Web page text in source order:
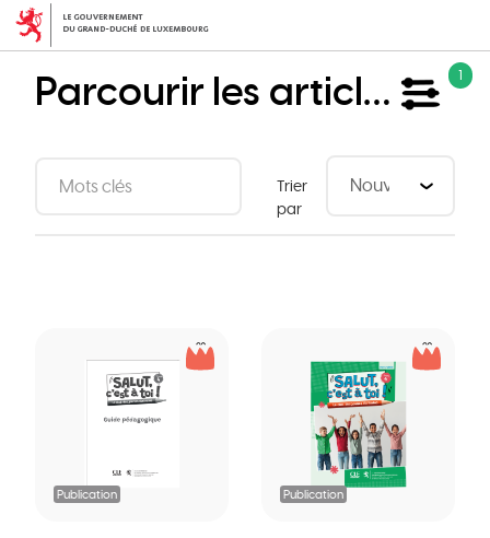
Aller
au
principal
Parcourir les articles 1
Trier
par
Publication Publication